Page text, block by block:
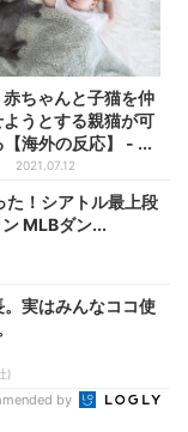
赤ちゃんと子猫を仲
ようとする親猫が可
【海外の反応】 - ...
2021.07.12
！シアトル最上段
MLBダン...
実はみんなココ使
)
by